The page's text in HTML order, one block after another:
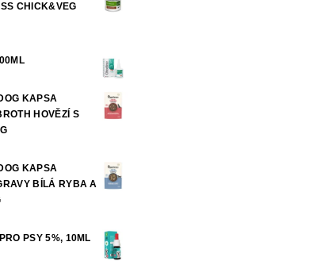
CHICK&VEG
KAPSA
HOVĚZÍ S
KAPSA
BÍLÁ RYBA A
PSY 5%, 10ML